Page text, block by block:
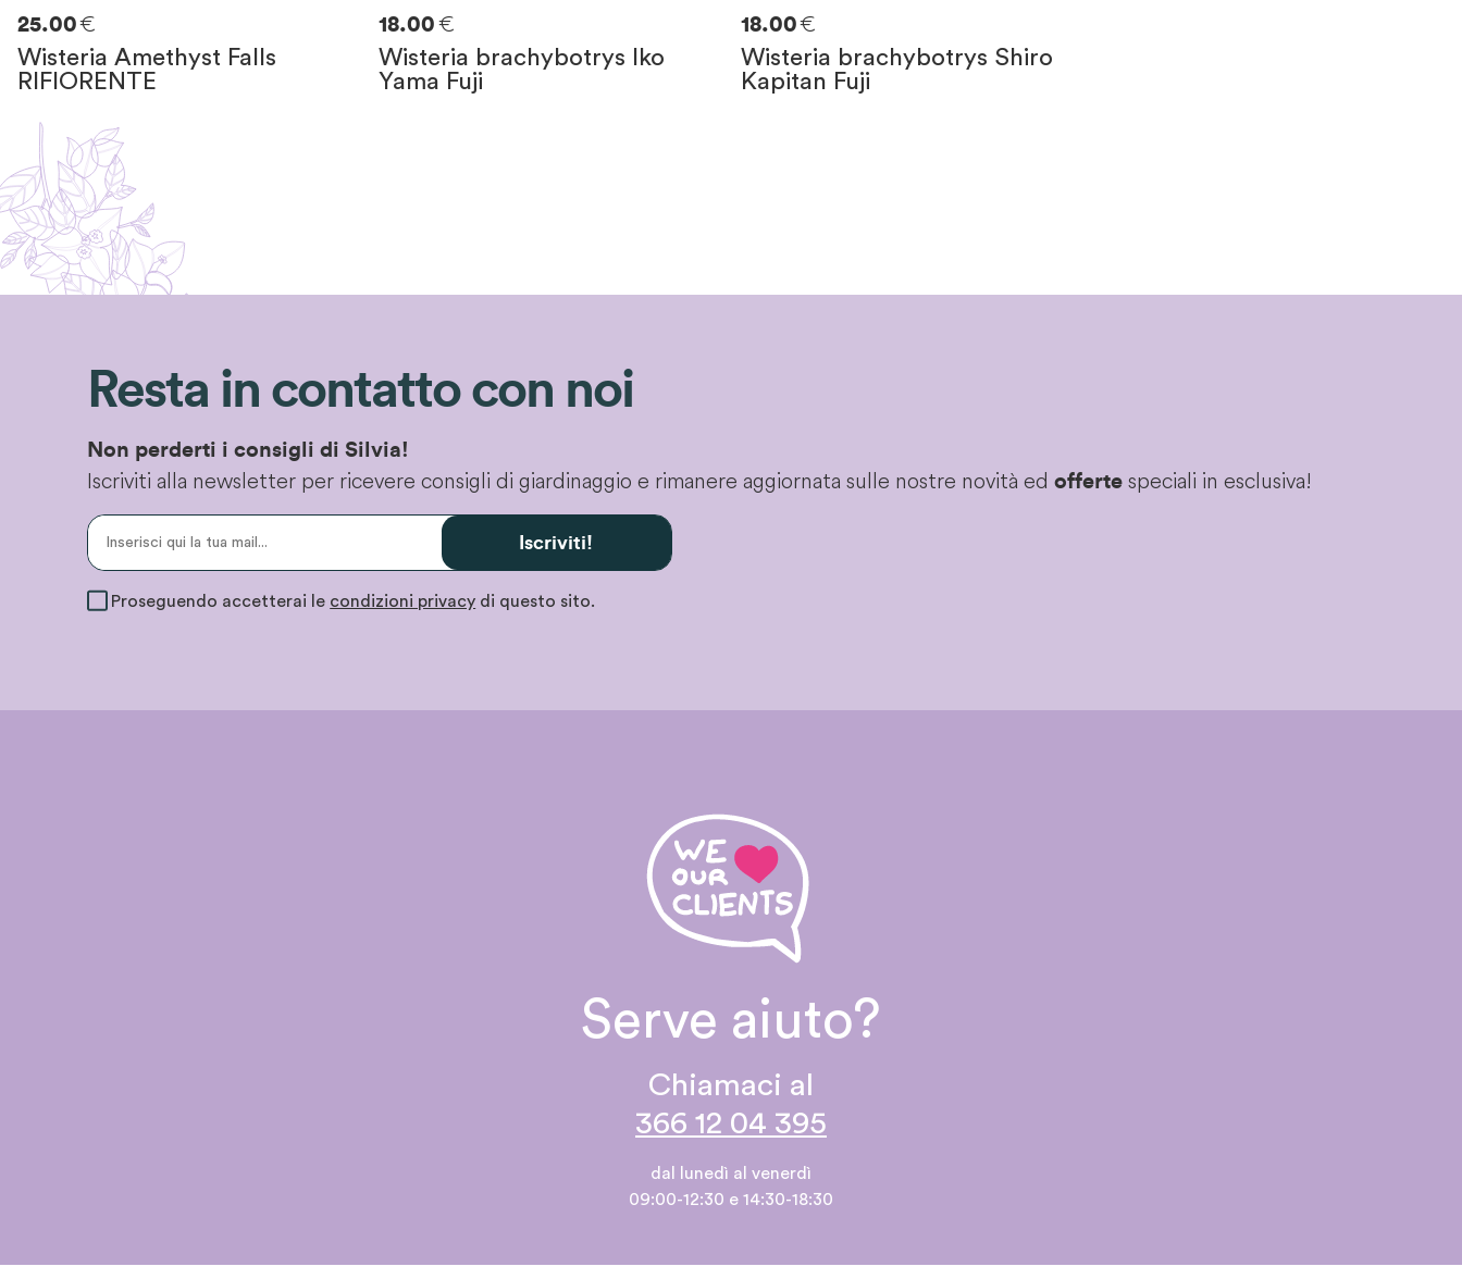
25.00€
Wisteria Amethyst Falls
RIFIORENTE
18.00 €
Wisteria brachybotrys Iko
Yama Fuji
18.00€
Wisteria brachybotrys Shiro
Kapitan Fuji
Resta in contatto con noi
Non perderti i consigli di Silvia!
Iscriviti alla newsletter per ricevere consigli di giardinaggio e rimanere aggiornata sulle nostre novità ed offerte speciali in esclusiva!
Iscriviti!
Proseguendo accetterai le condizioni privacy di questo sito.
Serve aiuto?
Chiamaci al
366 12 04 395
dal lunedì al venerdì
09:00-12:30 e 14:30-18:30